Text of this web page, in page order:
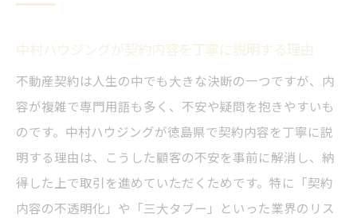
中村ハウジングが契約内容を丁寧に説明する理由
不動産契約は人生の中でも大きな決断の一つですが、内
容が複雑で専門用語も多く、不安や疑問を抱きやすいも
のです。中村ハウジングが徳島県で契約内容を丁寧に説
明する理由は、こうした顧客の不安を事前に解消し、納
得した上で取引を進めていただくためです。特に「契約
内容の不透明化」や「三大タブー」といった業界のリス